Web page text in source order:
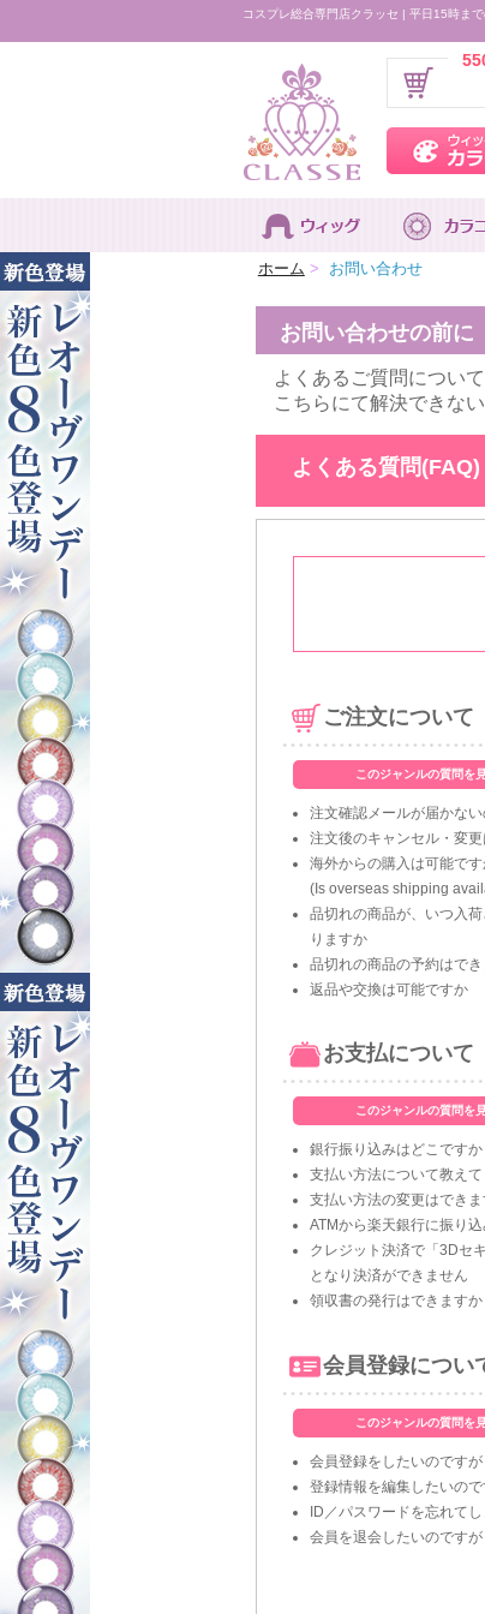
コスプレ総合専門店クラッセ | 平日15時ま
ホーム > お問い合わせ
お問い合わせの前に
よくあるご質問につい
こちらにて解決できな
よくある質問(FAQ)
ご注文について
このジャンルの質問を
注文確認メールが届かな
注文後のキャンセル・変
海外からの購入は可能で
(Is overseas shipping
品切れの商品が、いつ入
りますか
品切れの商品の予約はで
返品や交換は可能ですか
お支払について
このジャンルの質問を
銀行振り込みはどこですか
支払い方法について教え
支払い方法の変更はでき
ATMから楽天銀行に振り
クレジット決済で「3Dセ
となり決済ができません
領収書の発行はできますか
会員登録につい
このジャンルの質問を
会員登録をしたいのですが
登録情報を編集したいの
ID／パスワードを忘れて
会員を退会したいのですが